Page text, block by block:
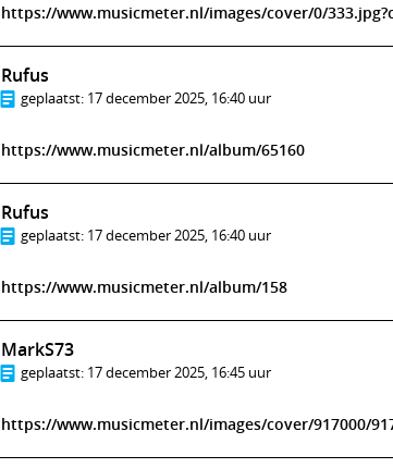
https://www.musicmeter.nl/images/cover/0/
Rufus
geplaatst: 17 december 2025, 16:40 uur
https://www.musicmeter.nl/album/65160
Rufus
geplaatst: 17 december 2025, 16:40 uur
https://www.musicmeter.nl/album/158
MarkS73
geplaatst: 17 december 2025, 16:45 uur
https://www.musicmeter.nl/images/cover/917000/